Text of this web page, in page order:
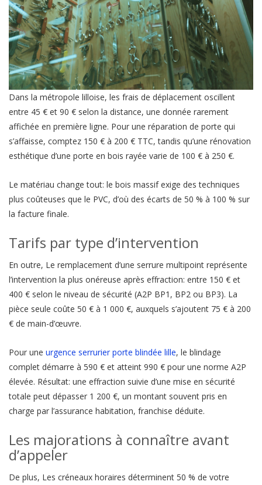
Dans la métropole lilloise, les frais de déplacement oscillent
entre 45 € et 90 € selon la distance, une donnée rarement
affichée en première ligne. Pour une réparation de porte qui
s’affaisse, comptez 150 € à 200 € TTC, tandis qu’une rénovation
esthétique d’une porte en bois rayée varie de 100 € à 250 €.
Le matériau change tout: le bois massif exige des techniques
plus coûteuses que le PVC, d’où des écarts de 50 % à 100 % sur
la facture finale.
Tarifs par type d’intervention
En outre, Le remplacement d’une serrure multipoint représente
l’intervention la plus onéreuse après effraction: entre 150 € et
400 € selon le niveau de sécurité (A2P BP1, BP2 ou BP3). La
pièce seule coûte 50 € à 1 000 €, auxquels s’ajoutent 75 € à 200
€ de main-d’œuvre.
Pour une urgence serrurier porte blindée lille, le blindage
complet démarre à 590 € et atteint 990 € pour une norme A2P
élevée. Résultat: une effraction suivie d’une mise en sécurité
totale peut dépasser 1 200 €, un montant souvent pris en
charge par l’assurance habitation, franchise déduite.
Les majorations à connaître avant
d’appeler
De plus, Les créneaux horaires déterminent 50 % de votre